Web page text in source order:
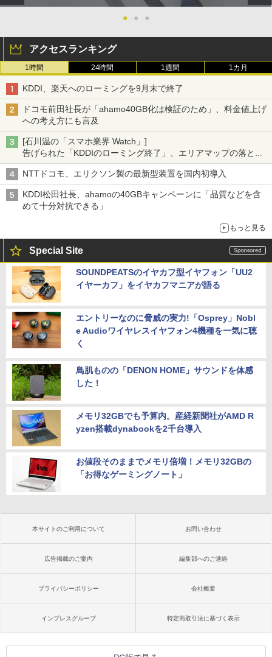
● ● ●
アクセスランキング
1時間 24時間 1週間 1カ月
KDDI、楽天へのローミングを9月末で終了
ドコモ前田社長が「ahamo40GB化は検証のため」、料金値上げ
への考え方にも言及
[石川温の「スマホ業界 Watch」]
告げられた「KDDIのローミング終了」、エリアマップの落とし
穴と楽天モバイルの課題
NTTドコモ、エリクソン製の最新型装置を国内初導入
KDDI松田社長、ahamoの40GBキャンペーンに「品質などを含
めて十分対抗できる」
もっと見る
Special Site
SOUNDPEATSのイヤカフ型イヤフォン「UU2
イヤーカフ」をイヤカフマニアが語る
エントリーなのに脅威の実力!「Osprey」Nobl
e Audioワイヤレスイヤフォン4機種を一気に聴
く
鳥肌ものの「DENON HOME」サウンドを体感
した！
メモリ32GBでも予算内。産経新聞社がAMD R
yzen搭載dynabookを2千台導入
お値段そのままでメモリ倍増！メモリ32GBの
「お得なゲーミングノート」
本サイトのご利用について お問い合わせ
広告掲載のご案内 編集部へのご連絡
プライバシーポリシー 会社概要
インプレスグループ 特定商取引法に基づく表示